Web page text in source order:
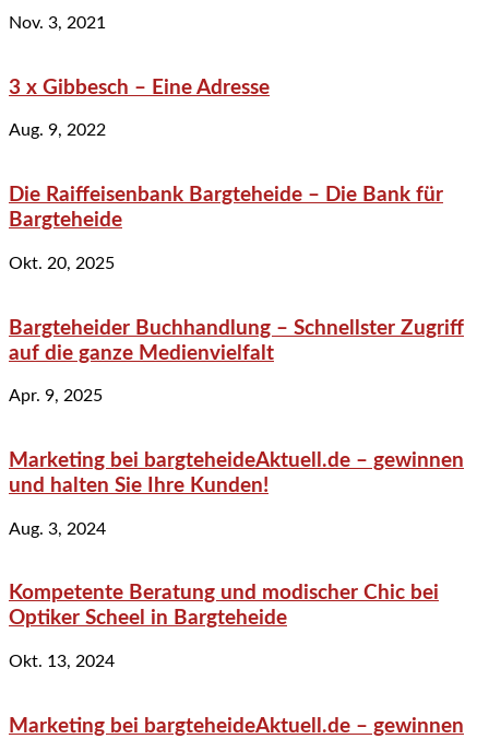
Nov. 3, 2021
3 x Gibbesch – Eine Adresse
Aug. 9, 2022
Die Raiffeisenbank Bargteheide – Die Bank für
Bargteheide
Okt. 20, 2025
Bargteheider Buchhandlung – Schnellster Zugriff
auf die ganze Medienvielfalt
Apr. 9, 2025
Marketing bei bargteheideAktuell.de – gewinnen
und halten Sie Ihre Kunden!
Aug. 3, 2024
Kompetente Beratung und modischer Chic bei
Optiker Scheel in Bargteheide
Okt. 13, 2024
Marketing bei bargteheideAktuell.de – gewinnen